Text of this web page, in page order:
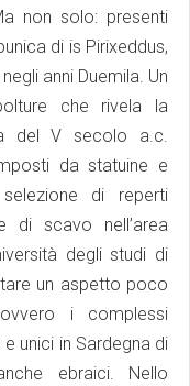
non solo: presenti
di is Pirixeddus,
anni Duemila. Un
che rivela la
del V secolo a.c.
da statuine e
di reperti
di scavo nell’area
degli studi di
un aspetto poco
i complessi
unici in Sardegna di
ebraici. Nello